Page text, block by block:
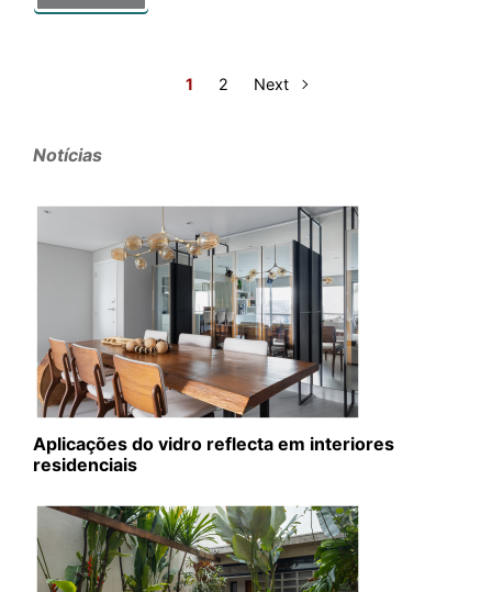
1 2 Next
Notícias
Aplicações do vidro reflecta em interiores
residenciais